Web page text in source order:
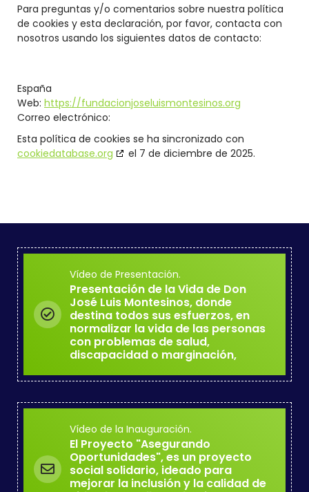
Para preguntas y/o comentarios sobre nuestra política
de cookies y esta declaración, por favor, contacta con
nosotros usando los siguientes datos de contacto:
España
Web: https://fundacionjoseluismontesinos.org
Correo electrónico:
Esta política de cookies se ha sincronizado con
cookiedatabase.org
el 7 de diciembre de 2025.
Vídeo de Presentación.
Presentación de la Vida de Don
José Luis Montesinos, donde
destina todos sus esfuerzos, en
normalizar la vida de las personas
con problemas de salud,
discapacidad o marginación,
Vídeo de la Inauguración.
El Proyecto "Asegurando
Oportunidades", es un proyecto
social solidario, ideado para
mejorar la inclusión y la calidad de